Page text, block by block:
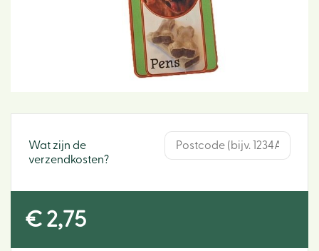
Wat zijn de
verzendkosten?
€ 2,75